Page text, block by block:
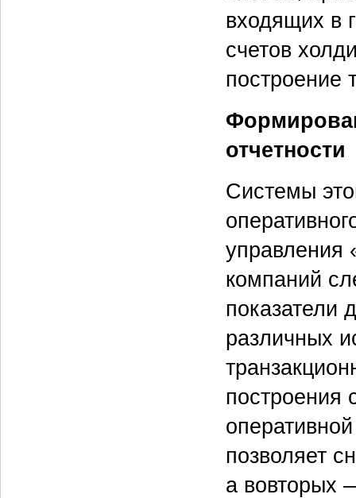
входящих в
счетов
построение
отчетности
Системы
управления
компаний
показатели
различных
построения
позволяет
а во­вторых